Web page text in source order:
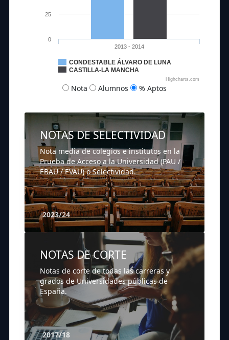
CONDESTABLE ÁLVARO DE LUNA
CASTILLA-LA MANCHA
2013 - 2014
0
25
Highcharts.com
Nota Alumnos % Aptos
NOTAS DE SELECTIVIDAD
Nota media de colegios e institutos en la
Prueba de Acceso a la Universidad (PAU /
EBAU / EVAU) o Selectividad.
2023/24
NOTAS DE CORTE
Notas de corte de todas las carreras y
grados de Universidades públicas de
España.
2017/18